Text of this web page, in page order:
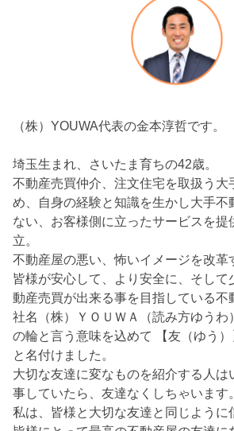
（株）YOUWA代表の金本淳哲です。
埼玉生まれ、さいたま育ちの42歳。
不動産売買仲介、注文住宅を取扱う大
め、自身の経験と知識を生かし大手不
ない、お客様側に立ったサービスを提
立。
不動産屋の悪い、怖いイメージを改革
皆様が安心して、より安全に、そして
動産売買が出来る事を目指している不
社名（株）ＹＯＵＷＡ（読み方ゆうわ
の輪と言う意味を込めて 【友（ゆう）
と名付けました。
大切な友達に変なものを紹介する人は
事していたら、友達なくしちゃいます。
私は、皆様と大切な友達と同じように